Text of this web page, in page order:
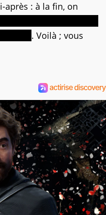
: à la fin, on
. Voilà ; vous